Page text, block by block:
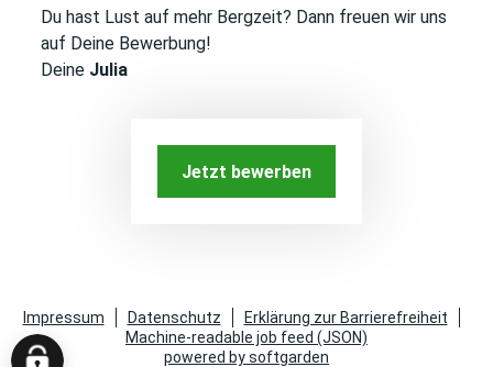
Du hast Lust auf mehr Bergzeit? Dann freuen wir uns
auf Deine Bewerbung!
Deine Julia
Jetzt bewerben
Impressum Datenschutz
Erklärung zur Barrierefreiheit
Machine-readable job feed (JSON)
powered by softgarden